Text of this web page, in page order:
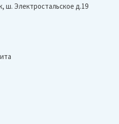
ш. Электростальское д.19